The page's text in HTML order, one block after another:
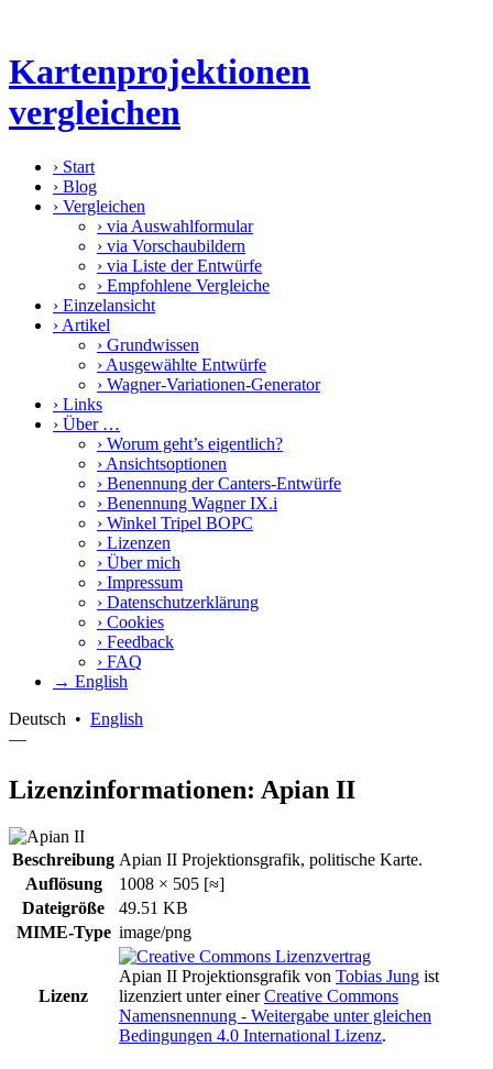
Kartenprojektionen
vergleichen
› Start
› Blog
› Vergleichen
› via Auswahlformular
› via Vorschaubildern
› via Liste der Entwürfe
› Empfohlene Vergleiche
› Einzelansicht
› Artikel
› Grundwissen
› Ausgewählte Entwürfe
› Wagner-Variationen-Generator
› Links
› Über …
› Worum geht’s eigentlich?
› Ansichtsoptionen
› Benennung der Canters-Entwürfe
› Benennung Wagner IX.i
› Winkel Tripel BOPC
› Lizenzen
› Über mich
› Impressum
› Datenschutzerklärung
› Cookies
› Feedback
› FAQ
→ English
Deutsch • English
—
Lizenzinformationen: Apian II
Beschreibung Apian II Projektionsgrafik, politische Karte.
Auflösung
1008 × 505 [≈]
Dateigröße
49.51 KB
MIME-Type image/png
Lizenz
Apian II Projektionsgrafik von Tobias Jung ist
lizenziert unter einerCreative Commons
Namensnennung - Weitergabe unter gleichen
Bedingungen 4.0 International Lizenz.